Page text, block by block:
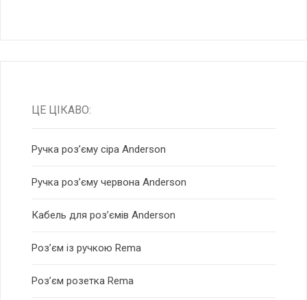
ЦЕ ЦІКАВО:
Ручка роз’єму сіра Anderson
Ручка роз’єму червона Anderson
Кабель для роз’ємів Anderson
Роз’єм із ручкою Rema
Роз’єм розетка Rema